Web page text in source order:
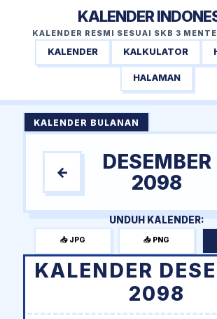
KALENDER
KALENDER RESMI SESUAI SKB 3
KALENDER KALKULATOR
HALAMAN
KALENDER BULANAN
←
DESEMBER
2098
UNDUH KALENDER:
📥 JPG 📥 PNG
KALENDER
2098